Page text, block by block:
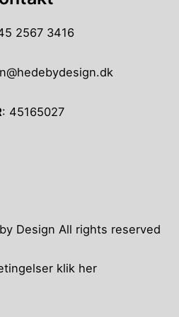
2567 3416
: 45165027
Design All rights reserved
klik her